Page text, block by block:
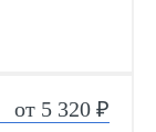
от 5 320 ₽